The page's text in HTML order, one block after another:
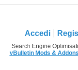
Accedi
Search Engine
vBulletin Mods & Addons